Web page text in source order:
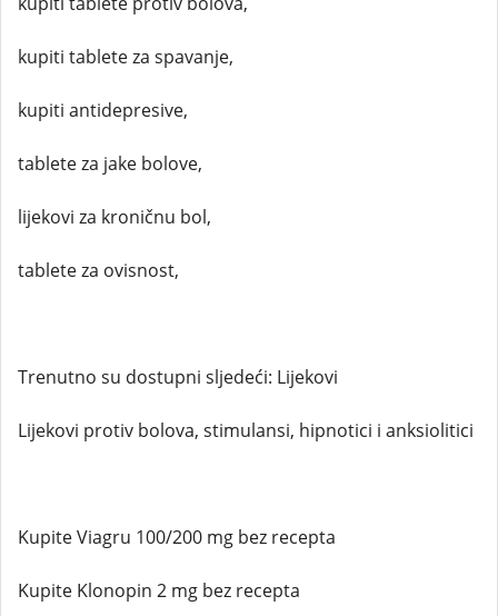
kupiti tablete za spavanje,
kupiti antidepresive,
tablete za jake bolove,
lijekovi za kroničnu bol,
tablete za ovisnost,
Trenutno su dostupni sljedeći: Lijekovi
Lijekovi protiv bolova, stimulansi, hipnotici i anksiolitici
Kupite Viagru 100/200 mg bez recepta
Kupite Klonopin 2 mg bez recepta